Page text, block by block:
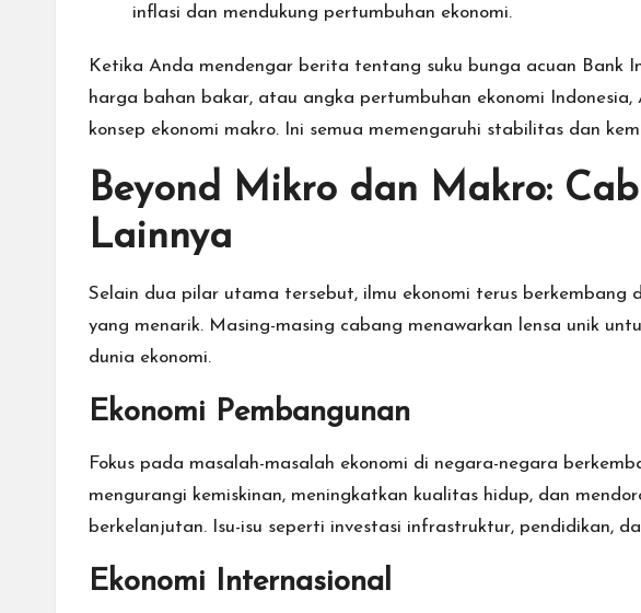
inflasi dan mendukung pertumbuhan ekonomi.
Ketika Anda mendengar berita tentang suku bunga acuan Bank
harga bahan bakar, atau angka pertumbuhan ekonomi
konsep ekonomi makro. Ini semua memengaruhi stabilitas dan
Beyond Mikro dan Makro:
Lainnya
Selain dua pilar utama tersebut, ilmu ekonomi terus berkembang
yang menarik. Masing-masing cabang menawarkan lensa unik
dunia ekonomi.
Ekonomi Pembangunan
Fokus pada masalah-masalah ekonomi di negara-negara
mengurangi kemiskinan, meningkatkan kualitas hidup, dan
berkelanjutan. Isu-isu seperti investasi infrastruktur, pendidikan,
Ekonomi Internasional